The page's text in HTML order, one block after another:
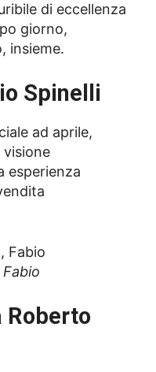
di eccellenza
giorno,
insieme.
Spinelli
ad aprile,
esperienza
Roberto